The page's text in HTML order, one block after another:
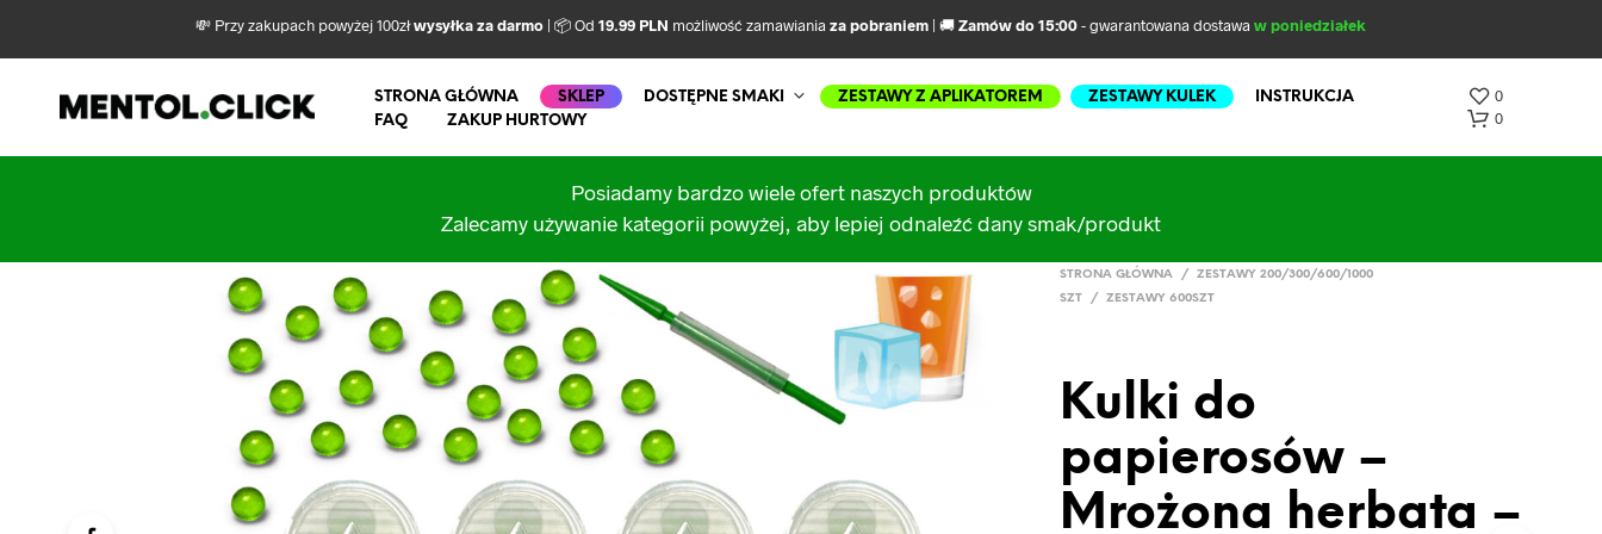
💸 Przy zakupach powyżej 100złwysyłka za darmo| 📦 Od 19.99 PLN możliwość zamawiania za pobraniem| 🚚Zamów do 15:00- gwarantowana dostawa w poniedziałek
STRONA GŁÓWNA SKLEP DOSTĘPNE SMAKI ZESTAWY Z APLIKATOREM ZESTAWY KULEK
INSTRUKCJA
FAQ
ZAKUP HURTOWY
0
0
Posiadamy bardzo wiele ofert naszych produktów
Zalecamy używanie kategorii powyżej, aby lepiej odnaleźć dany smak/produkt
STRONA GŁÓWNA /
ZESTAWY 200/300/600/1000
SZT
/ ZESTAWY 600SZT
Kulki do
papierosów –
Mrożona herbata –